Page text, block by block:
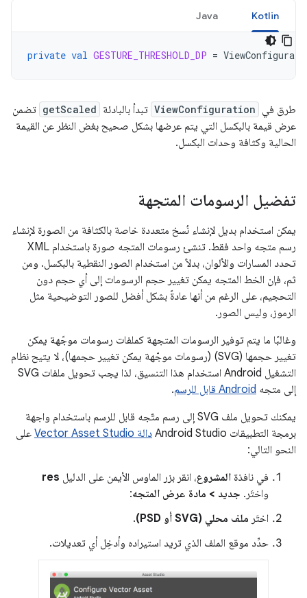
Kotlin
Java
private val GESTURE_THRESHOLD_DP =
طرق في ViewConfiguration تبدأ بالبادئة getScaled تضمن
عرض قيمة بالبكسل التي يتم عرضها بشكل صحيح بغض النظر عن القيمة
الحالية وكثافة وحدات البكسل.
تفضيل الرسومات المتجهة
يمكن استخدام بديل لإنشاء نُسخ متعددة خاصة بالكثافة من الصورة لإنشاء
رسم متجه واحد فقط. تنشئ رسومات المتجه صورة باستخدام XML
تحدد المسارات والألوان، بدلاً من استخدام الصور النقطية بالبكسل. ومن
ثم، فإن الخط المتجه يمكن تغيير حجم الرسومات إلى أي حجم دون
التحجيم، على الرغم من أنها عادةً بشكل أفضل للصور التوضيحية مثل
الرموز، وليس الصور.
وغالبًا ما يتم توفير الرسومات المتجهة كملفات رسومات موجّهة يمكن
تغيير حجمها (SVG) (رسومات موجّهة يمكن تغيير حجمها)، لا يتيح نظام
التشغيل Android استخدام هذا التنسيق، لذا يجب تحويل ملفات SVG
إلى متجه Android قابل للرسم
.
يمكنك تحويل ملف SVG إلى رسم متّجه قابل للرسم باستخدام واجهة
برمجة التطبيقات Android Studio
دالة Vector Asset Studio
على
النحو التالي:
في نافذة المشروع، انقر بزر الماوس الأيمن على الدليل res
واختَر. جديد > مادة عرض المتجه:
اختَر ملف محلي (SVG أو PSD)
.
حدِّد موقع الملف الذي تريد استيراده وأدخِل أي تعديلات.